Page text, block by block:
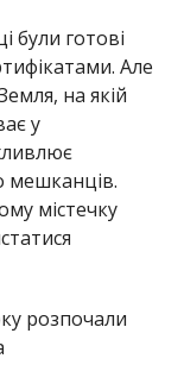
були готові
Але
на якій
у
мешканців.
містечку
розпочали